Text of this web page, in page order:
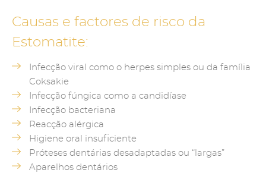
Causas e factores de risco da
Estomatite:
Infecção viral como o herpes simples ou da família
Coksakie
Infecção fúngica como a candidíase
Infecção bacteriana
Reacção alérgica
Higiene oral insuficiente
Próteses dentárias desadaptadas ou “largas”
Aparelhos dentários